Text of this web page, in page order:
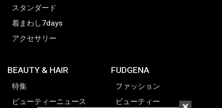
スタンダード
着まわし7days
アクセサリー
BEAUTY & HAIR
特集
ビューティーニュース
FUDGENA
ファッション
ビューティー